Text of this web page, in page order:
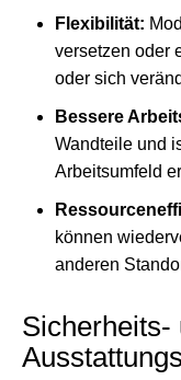
Flexibilität:
versetzen oder
oder sich
Bessere
Wandteile und
Arbeitsumfeld
können
anderen
Sicherheits-